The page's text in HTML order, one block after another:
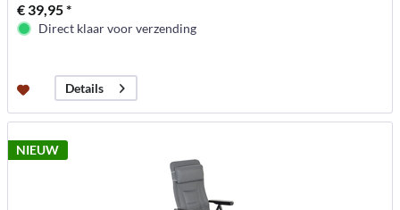
€ 39,95 *
Direct klaar voor verzending
Details
NIEUW